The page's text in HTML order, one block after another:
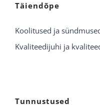
Täiendõpe
Koolitused ja
Kvaliteedijuhi ja
Tunnustused